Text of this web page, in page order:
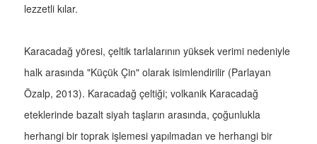
lezzetli kılar.
Karacadağ yöresi, çeltik tarlalarının yüksek verimi nedeniyle
halk arasında "Küçük Çin" olarak isimlendirilir (Parlayan
Özalp, 2013). Karacadağ çeltiği; volkanik Karacadağ
eteklerinde bazalt siyah taşların arasında, çoğunlukla
herhangi bir toprak işlemesi yapılmadan ve herhangi bir